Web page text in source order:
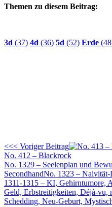
Themen zu diesem Beitrag:
3d (37) 4d (36) 5d (52) Erde
<<< Voriger Beitrag
No. 412 – Blackrock
No. 1329 – Seelenplan und
SecondhandNo. 1323 – Naivität-
1311-1315 – KI, Gehirntumore,
Geld, Erbstreitigkeiten, Déjà-vu,
Schedding, Neu-Geburt,